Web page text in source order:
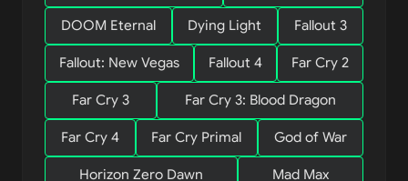
DOOM Eternal Dying Light Fallout 3
Fallout: New Vegas Fallout 4 Far Cry 2
Far Cry 3 Far Cry 3: Blood Dragon
Far Cry 4 Far Cry Primal God of War
Horizon Zero Dawn Mad Max